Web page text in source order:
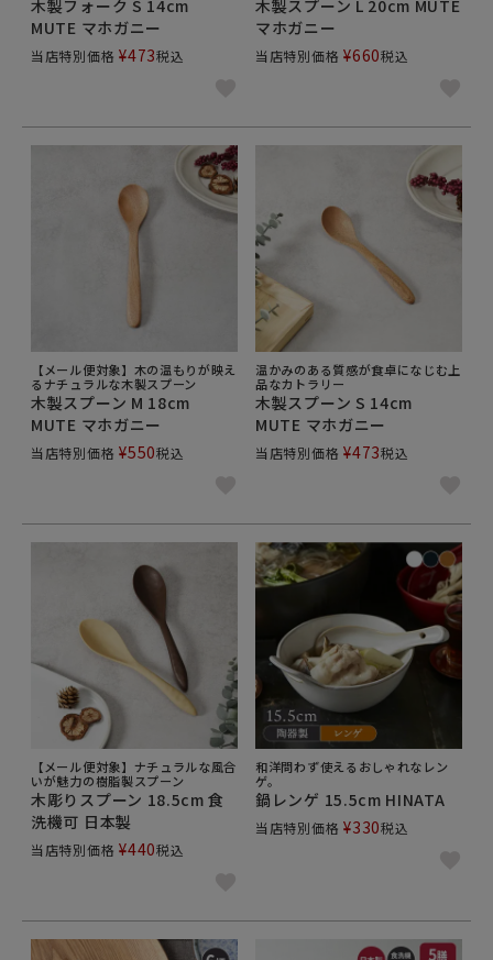
木製フォーク S 14cm
MUTE マホガニー
当店特別価格 ¥473税込
木製スプーン L 20cm MUTE
マホガニー
当店特別価格 ¥660税込
【メール便対象】木の温もりが映え
るナチュラルな木製スプーン
木製スプーン M 18cm
MUTE マホガニー
当店特別価格 ¥550税込
温かみのある質感が食卓になじむ上
品なカトラリー
木製スプーン S 14cm
MUTE マホガニー
当店特別価格 ¥473税込
【メール便対象】ナチュラルな風合
いが魅力の樹脂製スプーン
木彫りスプーン 18.5cm 食
洗機可 日本製
当店特別価格 ¥440税込
和洋問わず使えるおしゃれなレン
ゲ。
鍋レンゲ 15.5cm HINATA
当店特別価格 ¥330税込